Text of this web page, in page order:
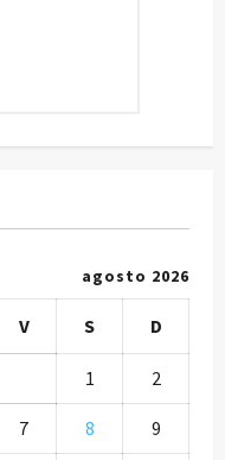
agosto 2026
V S D
1 2
7 8 9